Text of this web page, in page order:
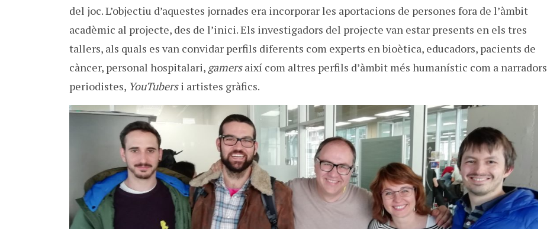
del joc.L’objectiu d’aquestes jornades era incorporar les aportacions de persones fora de l’àmbit
acadèmic al projecte, des de l’inici.Els investigadors del projecte van estar presents en els tres
tallers, als quals es van convidar perfils diferents com experts en bioètica, educadors, pacients de
càncer, personal hospitalari, gamers així com altres perfils d’àmbit més humanístic com a narradors
periodistes, YouTubers i artistes gràfics.